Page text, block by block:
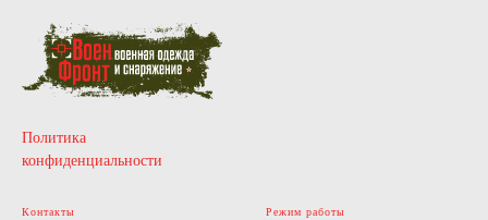
Политика
конфиденциальности
Контакты Режим работы